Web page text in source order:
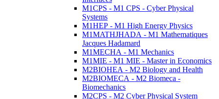
M1CPS - M1 CPS - Cyber Physical
Systems
M1HEP - M1 High Energy Physics
M1MATHJHADA - M1 Mathematiques
Jacques Hadamard
M1MECHA - M1 Mechanics
M1MIE - M1 MIE - Master in Economics
M2BIOHEA - M2 Biology and Health
M2BIOMECA - M2 Biomeca -
Biomechanics
M2CPS - M2 Cyber Physical System